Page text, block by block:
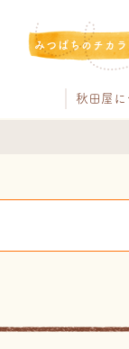
みつばちのチカ
秋田屋に